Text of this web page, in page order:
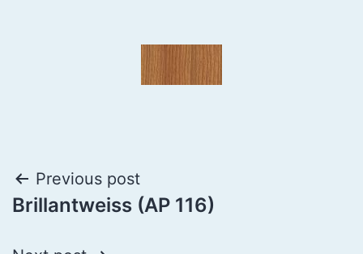
Previous post
Brillantweiss (AP 116)